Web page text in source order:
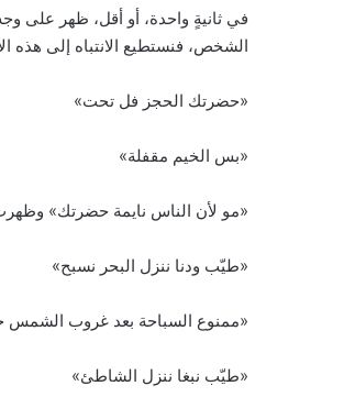
في ثانيةٍ واحدة، أو أقل، ظهر على
الشخص، فنستطيع الانتباه إلى هذه
«حضرتك الحجز فل تحت»
«بس الخيم مقفلة»
«مو لأن الناس نايمة حضرتك» وظهرت
«طيّب ودنا ننزل البحر نسبح»
«ممنوع السباحة بعد غروب
«طيّب نبغا ننزل الشاطئ»